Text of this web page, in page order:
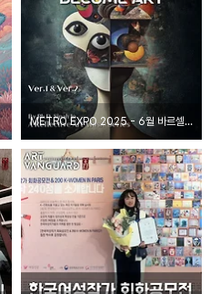
METRO EXPO 2025 - 6월 바르셀로나 전시